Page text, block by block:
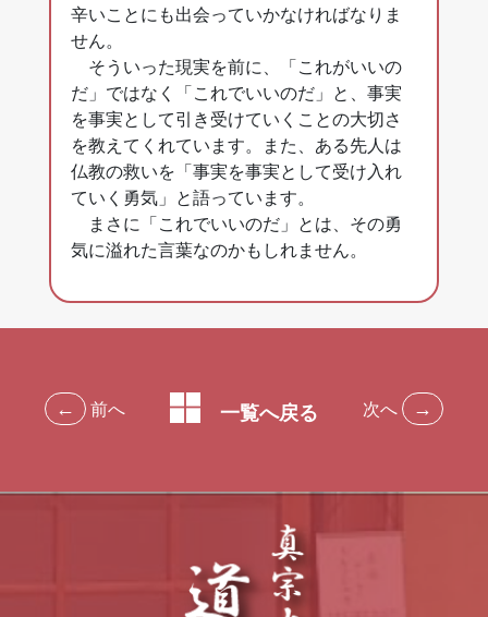
辛いことにも出会っていかなければなりま
せん。
そういった現実を前に、「これがいいの
だ」ではなく「これでいいのだ」と、事実
を事実として引き受けていくことの大切さ
を教えてくれています。また、ある先人は
仏教の救いを「事実を事実として受け入れ
ていく勇気」と語っています。
まさに「これでいいのだ」とは、その勇
気に溢れた言葉なのかもしれません。
← 前へ 一覧へ戻る 次へ →